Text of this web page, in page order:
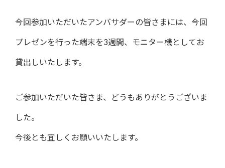
今回参加いただいたアンバサダーの皆さまには、今回
プレゼンを行った端末を3週間、モニター機としてお
貸出しいたします。
ご参加いただいた皆さま、どうもありがとうございま
した。
今後とも宜しくお願いいたします。